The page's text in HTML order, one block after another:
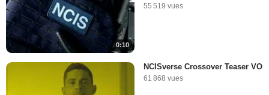
0:10
55 519 vues
NCISverse Crossover Teaser VO
61 868 vues